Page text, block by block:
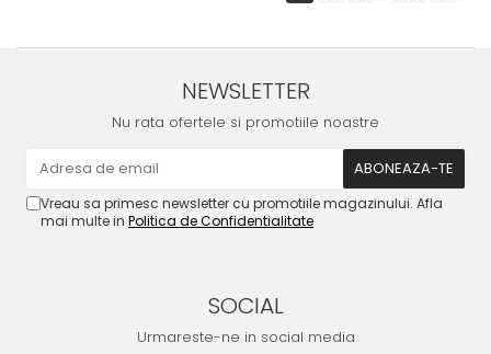
NEWSLETTER
Nu rata ofertele si promotiile noastre
Vreau sa primesc newsletter cu promotiile magazinului. Afla
mai multe in Politica de Confidentialitate
SOCIAL
Urmareste-ne in social media